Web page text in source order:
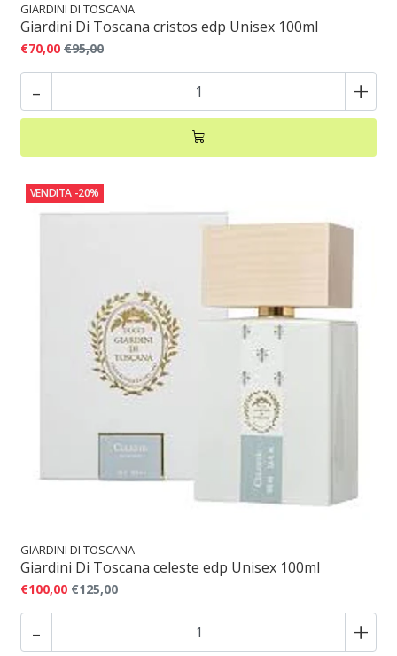
GIARDINI DI TOSCANA
Giardini Di Toscana cristos edp Unisex 100ml
€70,00 €95,00
- +
VENDITA -20%
GIARDINI DI TOSCANA
Giardini Di Toscana celeste edp Unisex 100ml
€100,00 €125,00
- +